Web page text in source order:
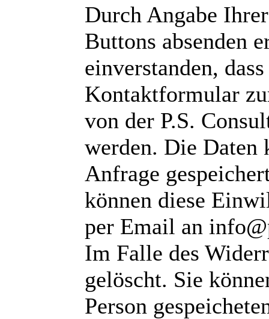
Durch Angabe
Buttons absenden
einverstanden,
Kontaktformular
von der P.S.
werden. Die Daten
Anfrage
können diese
per Email an
Im Falle des
gelöscht. Sie
Person